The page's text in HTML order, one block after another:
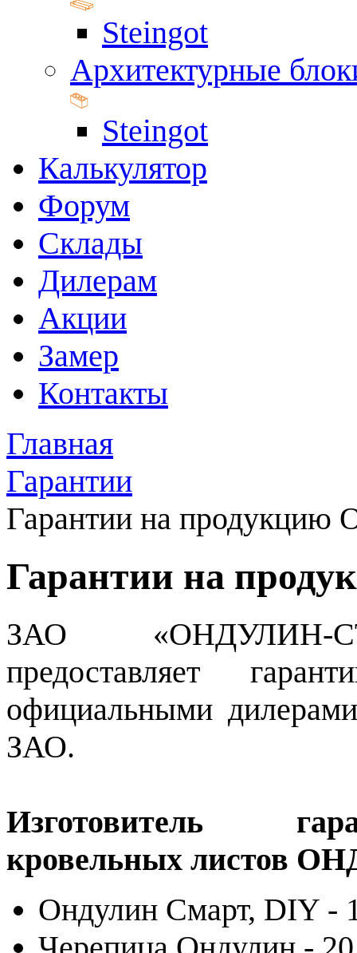
Steingot
Архитектурные
Steingot
Калькулятор
Форум
Склады
Дилерам
Акции
Замер
Контакты
Главная
Гарантии
Гарантии на продукцию
Гарантии на
ЗАО «ОНДУЛИН-
предоставляет
официальными
ЗАО.
Изготовитель
кровельных листов
Ондулин Смарт, DIY -